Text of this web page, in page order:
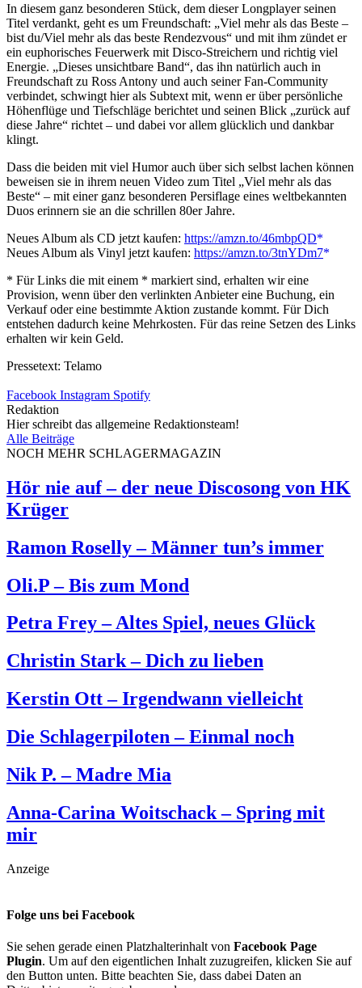
In diesem ganz besonderen Stück, dem dieser Longplayer seinen
Titel verdankt, geht es um Freundschaft: „Viel mehr als das Beste –
bist du/Viel mehr als das beste Rendezvous“ und mit ihm zündet er
ein euphorisches Feuerwerk mit Disco-Streichern und richtig viel
Energie. „Dieses unsichtbare Band“, das ihn natürlich auch in
Freundschaft zu Ross Antony und auch seiner Fan-Community
verbindet, schwingt hier als Subtext mit, wenn er über persönliche
Höhenflüge und Tiefschläge berichtet und seinen Blick „zurück auf
diese Jahre“ richtet – und dabei vor allem glücklich und dankbar
klingt.
Dass die beiden mit viel Humor auch über sich selbst lachen können
beweisen sie in ihrem neuen Video zum Titel „Viel mehr als das
Beste“ – mit einer ganz besonderen Persiflage eines weltbekannten
Duos erinnern sie an die schrillen 80er Jahre.
Neues Album als CD jetzt kaufen: https://amzn.to/46mbpQD
Neues Album als Vinyl jetzt kaufen: https://amzn.to/3tnYDm7
* Für Links die mit einem * markiert sind, erhalten wir eine
Provision, wenn über den verlinkten Anbieter eine Buchung, ein
Verkauf oder eine bestimmte Aktion zustande kommt. Für Dich
entstehen dadurch keine Mehrkosten. Für das reine Setzen des Links
erhalten wir kein Geld.
Pressetext: Telamo
Facebook Instagram Spotify
Redaktion
Hier schreibt das allgemeine Redaktionsteam!
Alle Beiträge
NOCH MEHR SCHLAGERMAGAZIN
Hör nie auf – der neue Discosong von HK
Krüger
Ramon Roselly – Männer tun’s immer
Oli.P – Bis zum Mond
Petra Frey – Altes Spiel, neues Glück
Christin Stark – Dich zu lieben
Kerstin Ott – Irgendwann vielleicht
Die Schlagerpiloten – Einmal noch
Nik P. – Madre Mia
Anna-Carina Woitschack – Spring mit
mir
Anzeige
Folge uns bei Facebook
Sie sehen gerade einen Platzhalterinhalt von Facebook Page
Plugin. Um auf den eigentlichen Inhalt zuzugreifen, klicken Sie auf
den Button unten. Bitte beachten Sie, dass dabei Daten an